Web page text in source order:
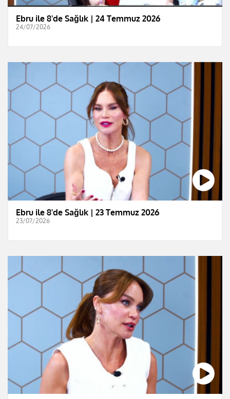
Ebru ile 8'de Sağlık | 24 Temmuz 2026
24/07/2026
Ebru ile 8'de Sağlık | 23 Temmuz 2026
23/07/2026